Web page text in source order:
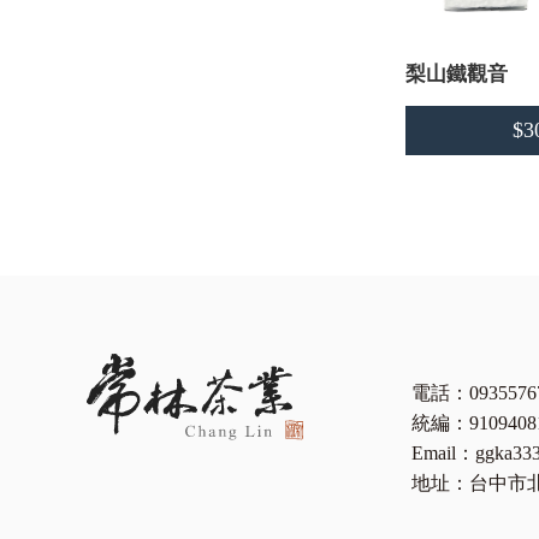
梨山鐵觀音
電話：
統編：
Email：
地址：台中市